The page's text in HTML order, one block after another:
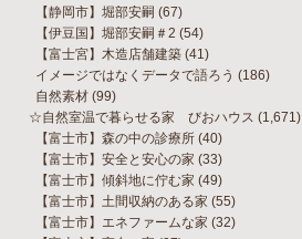
【静岡市】堀部安嗣 (67)
【伊豆国】堀部安嗣＃2 (54)
【富士宮】木造店舗建築 (41)
イメージではなくデータで語ろう (186)
自然素材 (99)
☆自然室温で暮らせる家 びおハウス (1,671)
【富士市】森の中の診療所 (40)
【富士市】安全と安心の家 (33)
【富士市】傾斜地に佇む家 (49)
【富士市】土間収納のある家 (55)
【富士市】エネファームな家 (32)